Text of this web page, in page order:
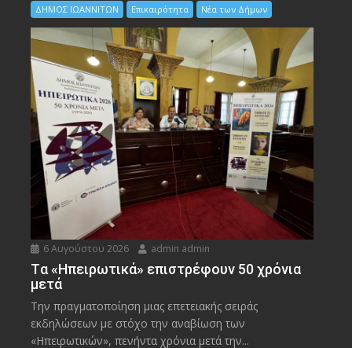
ΔΗΜΟΣ ΙΩΑΝΝΙΤΩΝ Επικαιρότητα Νέα των Δήμων
6 Αυγούστου 2026 admin admin
Tα «Ηπειρωτικά» επιστρέφουν 50 χρόνια
μετά
Την πραγματοποίηση μιας επετειακής σειράς
εκδηλώσεων με στόχο την αναβίωση των
«Ηπειρωτικών», πενήντα χρόνια μετά την...